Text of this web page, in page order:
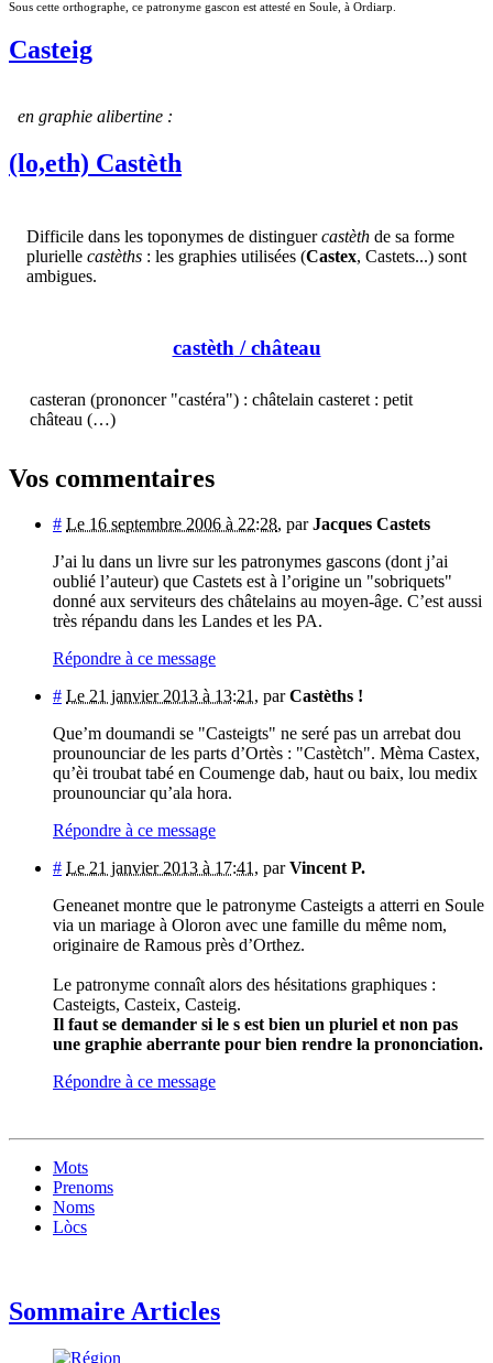
Sous cette orthographe, ce patronyme gascon est attesté en Soule, à Ordiarp.
Casteig
en graphie alibertine :
(lo,eth) Castèth
Difficile dans les toponymes de distinguercastèth de sa forme
plurielle castèths : les graphies utilisées (Castex, Castets...) sont
ambigues.
castèth/ château
casteran (prononcer "castéra") : châtelain casteret : petit
château (…)
Vos commentaires
# Le 16 septembre 2006 à 22:28, parJacques Castets
J’ai lu dans un livre sur les patronymes gascons (dont j’ai
oublié l’auteur) que Castets est à l’origine un "sobriquets"
donné aux serviteurs des châtelains au moyen-âge. C’est aussi
très répandu dans les Landes et les PA.
Répondre à ce message
# Le 21 janvier 2013 à 13:21, parCastèths !
Que’m doumandi se "Casteigts" ne seré pas un arrebat dou
prounounciar de les parts d’Ortès : "Castètch". Mèma Castex,
qu’èi troubat tabé en Coumenge dab, haut ou baix, lou medix
prounounciar qu’ala hora.
Répondre à ce message
# Le 21 janvier 2013 à 17:41, parVincent P.
Geneanet montre que le patronyme Casteigts a atterri en Soule
via un mariage à Oloron avec une famille du même nom,
originaire de Ramous près d’Orthez.
Le patronyme connaît alors des hésitations graphiques :
Casteigts, Casteix, Casteig.
Il faut se demander si le s est bien un pluriel et non pas
une graphie aberrante pour bien rendre la prononciation.
Répondre à ce message
Mots
Prenoms
Noms
Lòcs
Sommaire Articles